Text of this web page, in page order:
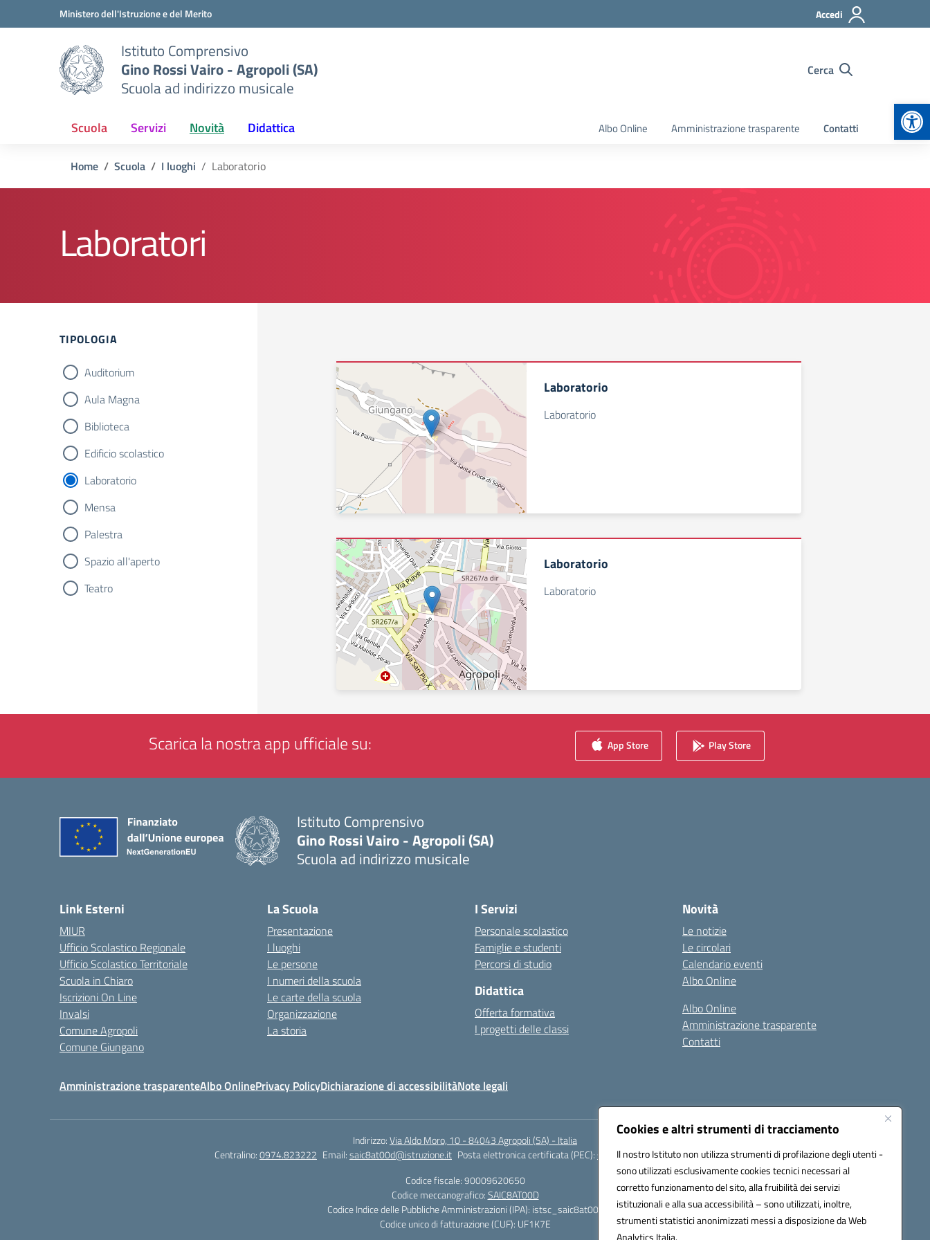
Cookies e altri strumenti di tracciamento
Il nostro Istituto non utilizza strumenti di profilazione degli utenti -
sono utilizzati esclusivamente cookies tecnici necessari al
corretto funzionamento del sito, alla fruibilità dei servizi
istituzionali e alla sua accessibilità – sono utilizzati, inoltre,
strumenti statistici anonimizzati messi a disposizione da Web
Analytics Italia.
Vai ai contenuti
Vai al menu di navigazioneMinistero dell'Istruzione e del Merito Accedi
Istituto Comprensivo
Gino Rossi Vairo - Agropoli (SA)
Scuola ad indirizzo musicale
Cerca
Scuola Servizi Novità Didattica Albo Online Amministrazione trasparente Contatti
Home Scuola I luoghi Laboratorio
Laboratori
Filtri
TIPOLOGIA
Auditorium
Aula Magna
Biblioteca
Edificio scolastico
Laboratorio
Mensa
Palestra
Spazio all'aperto
Teatro
Laboratorio
Laboratorio
Laboratorio
Laboratorio
Scarica la nostra app ufficiale su: App Store Play Store
Istituto Comprensivo
Gino Rossi Vairo - Agropoli (SA)
Scuola ad indirizzo musicale
Link Esterni
MIUR
Ufficio Scolastico Regionale
Ufficio Scolastico Territoriale
Scuola in Chiaro
Iscrizioni On Line
Invalsi
Comune Agropoli
Comune Giungano
La Scuola
Presentazione
I luoghi
Le persone
I numeri della scuola
Le carte della scuola
Organizzazione
La storia
I Servizi
Personale scolastico
Famiglie e studenti
Percorsi di studio
Didattica
Offerta formativa
I progetti delle classi
Novità
Le notizie
Le circolari
Calendario eventi
Albo Online
Albo Online
Amministrazione trasparente
Contatti
Amministrazione trasparenteAlbo OnlinePrivacy PolicyDichiarazione di accessibilitàNote legali
Indirizzo:Via Aldo Moro, 10 - 84043 Agropoli (SA) - Italia
Centralino:0974.823222 Email:saic8at00d@istruzione.it Posta elettronica certificata (PEC):saic8at00d@pec.istruzione.it
Codice fiscale: 90009620650
Codice meccanografico:SAIC8AT00D
Codice Indice delle Pubbliche Amministrazioni (IPA): istsc_saic8at00d
Codice unico di fatturazione (CUF): UF1K7E